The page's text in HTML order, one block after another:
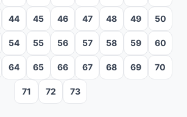
44 45 46 47 48 49 50
54 55 56 57 58 59 60
64 65 66 67 68 69 70
71 72 73